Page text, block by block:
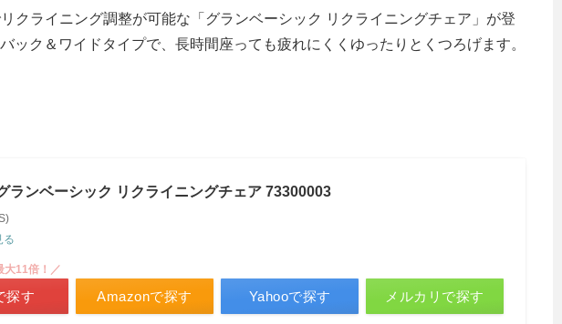
クライニング調整が可能な「グランベーシック リクライニングチェア」が登
ック＆ワイドタイプで、長時間座っても疲れにくくゆったりとくつろげます。
ランベーシック リクライニングチェア 73300003
る
Amazonで探す
大11倍！／
探す Yahooで探す メルカリで探す